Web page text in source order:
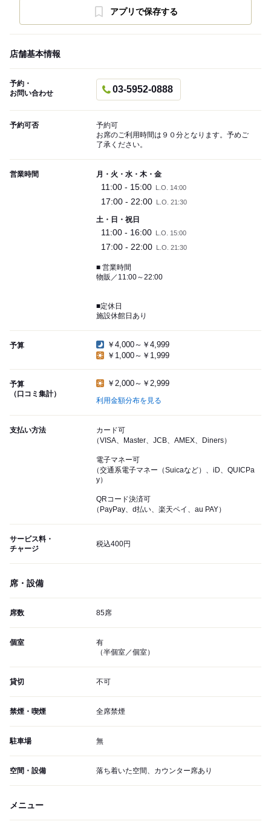
アプリで保存する
店舗基本情報
予約・
お問い合わせ
03-5952-0888
予約可否
予約可
お席のご利用時間は９０分となります。予めご
了承ください。
営業時間 月・火・水・木・金
11:00 - 15:00 L.O. 14:00
17:00 - 22:00 L.O. 21:30
土・日・祝日
11:00 - 16:00 L.O. 15:00
17:00 - 22:00 L.O. 21:30
■ 営業時間
物販／11:00～22:00
■定休日
施設休館日あり
予算
￥4,000～￥4,999
￥1,000～￥1,999
予算
（口コミ集計）
￥2,000～￥2,999
利用金額分布を見る
支払い方法
カード可
（VISA、Master、JCB、AMEX、Diners）
電子マネー可
（交通系電子マネー（Suicaなど）、iD、QUICPa
y）
QRコード決済可
（PayPay、d払い、楽天ペイ、au PAY）
サービス料・
チャージ
税込400円
席・設備
席数 85席
個室
有
（半個室／個室）
貸切 不可
禁煙・喫煙 全席禁煙
駐車場 無
空間・設備 落ち着いた空間、カウンター席あり
メニュー